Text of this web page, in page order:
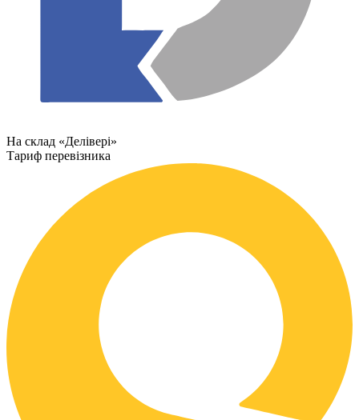
На склад «Делівері»
Тариф перевізника